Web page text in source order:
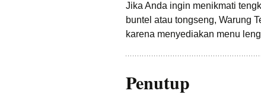
Jika Anda ingin menikmati
buntel atau tongseng, Warung
karena menyediakan menu
Penutup